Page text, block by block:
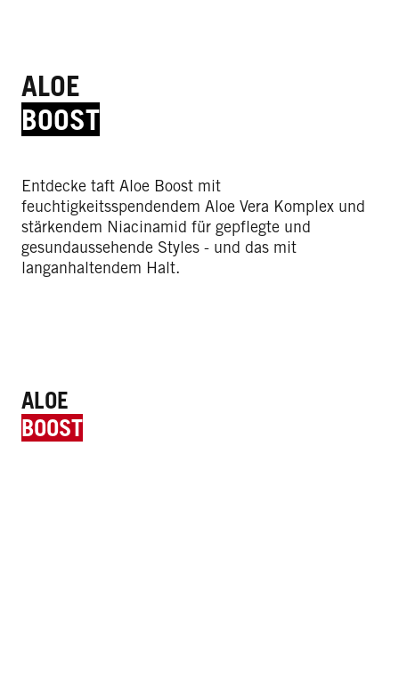
ALOE
BOOST
Entdecke taft Aloe Boost mit
feuchtigkeitsspendendem Aloe Vera Komplex und
stärkendem Niacinamid für gepflegte und
gesundaussehende Styles - und das mit
langanhaltendem Halt.
ALOE
BOOST